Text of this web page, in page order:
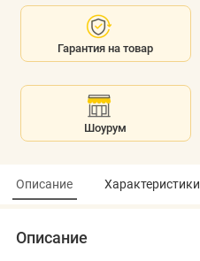
Гарантия на товар
Шоурум
Описание Характеристики
Описание